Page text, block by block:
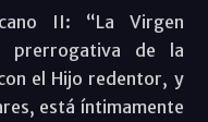
II: “La Virgen
de la
el Hijo redentor, y
está íntimamente